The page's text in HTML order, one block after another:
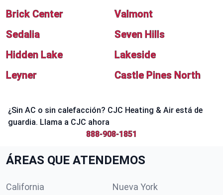
Brick Center
Valmont
Sedalia
Seven Hills
Hidden Lake
Lakeside
Leyner
Castle Pines North
¿Sin AC o sin calefacción? CJC Heating & Air está de
guardia. Llama a CJC ahora
888-908-1851
ÁREAS QUE ATENDEMOS
California Nueva York